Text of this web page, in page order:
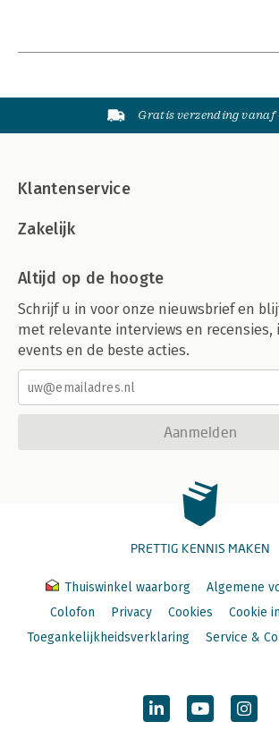
Gratis verzending vanaf
Klantenservice
Zakelijk
Altijd op de hoogte
Schrijf u in voor onze nieuwsbrief en
met relevante interviews en recensies,
events en de beste acties.
Aanmelden
PRETTIG KENNIS MAKEN
Thuiswinkel waarborg
Algemene
Colofon
Privacy Cookies
Cookie
Toegankelijkheidsverklaring
Service &